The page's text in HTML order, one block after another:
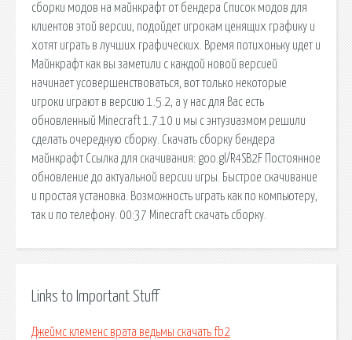
сборки модов на майнкрафт от бендера Список модов для
клиентов этой версии, подойдет игрокам ценящих графику и
хотят играть в лучших графических. Время потихоньку идет и
Майнкрафт как вы заметили с каждой новой версией
начинает усовершенствоваться, вот только некоторые
игроки играют в версию 1.5.2, а у нас для Вас есть
обновленный Minecraft 1.7.10 и мы с энтузиазмом решили
сделать очередную сборку. Скачать сборку бендера
майнкрафт Ссылка для скачивания: goo.gl/R4SB2F Постоянное
обновление до актуальной версии игры. Быстрое скачивание
и простая установка. Возможность играть как по компьютеру,
так и по телефону. 00:37 Minecraft скачать сборку.
Links to Important Stuff
Джеймс клеменс врата ведьмы скачать fb2